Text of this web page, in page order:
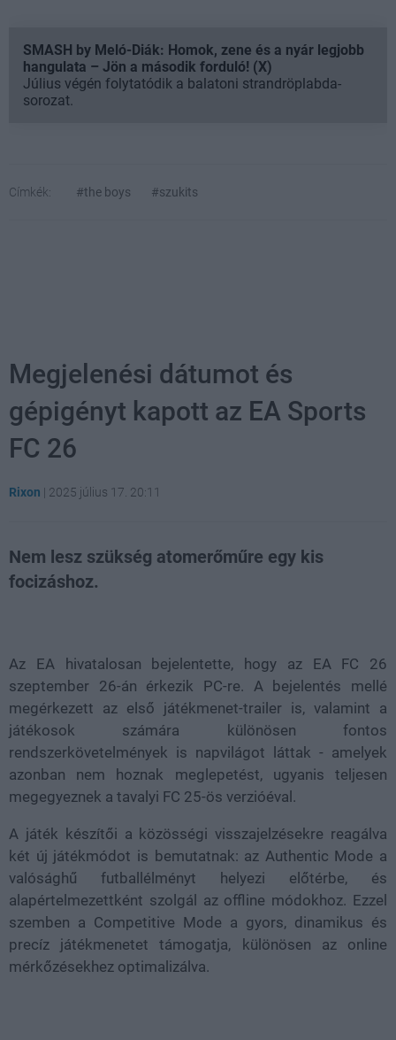
SMASH by Meló-Diák: Homok, zene és a nyár legjobb
hangulata – Jön a második forduló! (X)
Július végén folytatódik a balatoni strandröplabda-
sorozat.
Címkék: #the boys #szukits
Megjelenési dátumot és
gépigényt kapott az EA Sports
FC 26
Rixon | 2025 július 17. 20:11
Nem lesz szükség atomerőműre egy kis
focizáshoz.
Az EA hivatalosan bejelentette, hogy az EA FC 26
szeptember 26-án érkezik PC-re. A bejelentés mellé
megérkezett az első játékmenet-trailer is, valamint a
játékosok számára különösen fontos
rendszerkövetelmények is napvilágot láttak - amelyek
azonban nem hoznak meglepetést, ugyanis teljesen
megegyeznek a tavalyi FC 25-ös verzióéval.
A játék készítői a közösségi visszajelzésekre reagálva
két új játékmódot is bemutatnak: az Authentic Mode a
valósághű futballélményt helyezi előtérbe, és
alapértelmezettként szolgál az offline módokhoz. Ezzel
szemben a Competitive Mode a gyors, dinamikus és
precíz játékmenetet támogatja, különösen az online
mérkőzésekhez optimalizálva.